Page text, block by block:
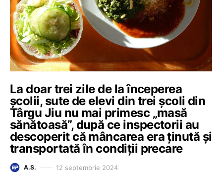
La doar trei zile de la începerea
școlii, sute de elevi din trei școli din
Târgu Jiu nu mai primesc „masă
sănătoasă”, după ce inspectorii au
descoperit că mâncarea era ținută și
transportată în condiții precare
A.S. 12 septembrie 2024